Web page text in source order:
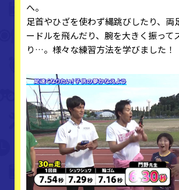
へ。
足首やひざを使わず縄跳びしたり、両
ードルを飛んだり、腕を大きく振って
り…。様々な練習方法を学びました！